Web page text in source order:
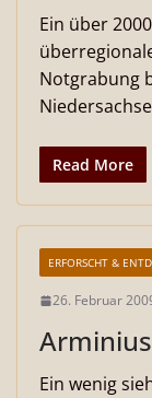
Ein über
Notgrabung
Read More
ERFORSCHT &
26. Februar
Ein wenig